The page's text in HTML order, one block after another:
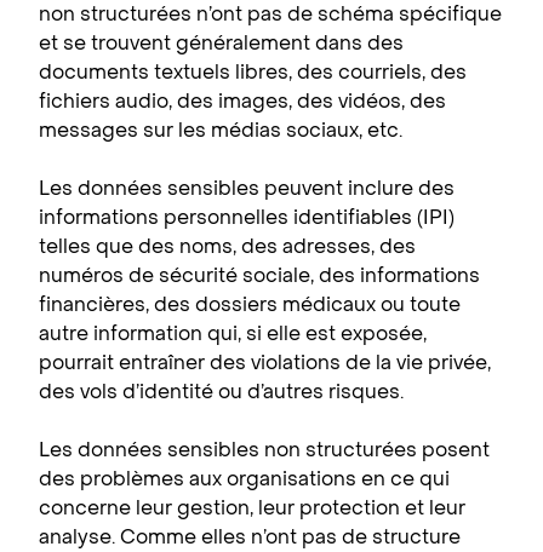
non structurées n’ont pas de schéma spécifique
et se trouvent généralement dans des
documents textuels libres, des courriels, des
fichiers audio, des images, des vidéos, des
messages sur les médias sociaux, etc.
Les données sensibles peuvent inclure des
informations personnelles identifiables (IPI)
telles que des noms, des adresses, des
numéros de sécurité sociale, des informations
financières, des dossiers médicaux ou toute
autre information qui, si elle est exposée,
pourrait entraîner des violations de la vie privée,
des vols d’identité ou d’autres risques.
Les données sensibles non structurées posent
des problèmes aux organisations en ce qui
concerne leur gestion, leur protection et leur
analyse. Comme elles n’ont pas de structure